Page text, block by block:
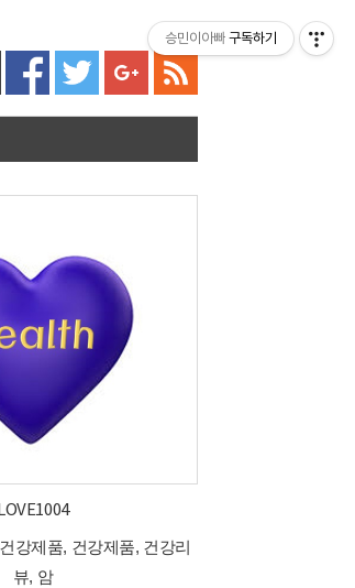
LOVE1004
강제품, 건강제품, 건강리
뷰, 암
승민이아빠 구독하기